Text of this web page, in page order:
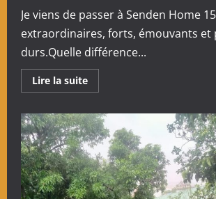
Je viens de passer à Senden Home
extraordinaires, forts, émouvants et
durs.Quelle différence...
Lire la suiteEn
savoir
Témoignage
de
Gabrielle